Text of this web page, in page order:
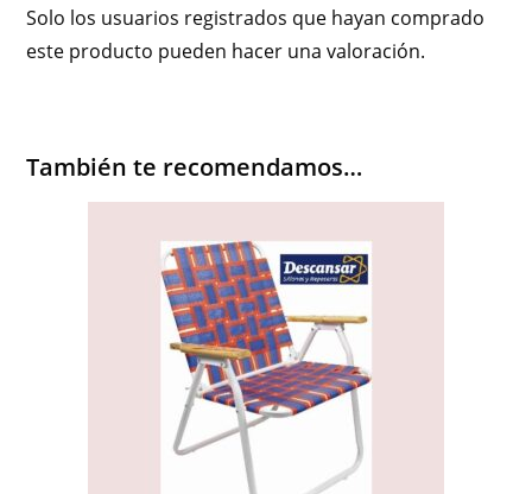
Solo los usuarios registrados que hayan comprado
este producto pueden hacer una valoración.
También te recomendamos…